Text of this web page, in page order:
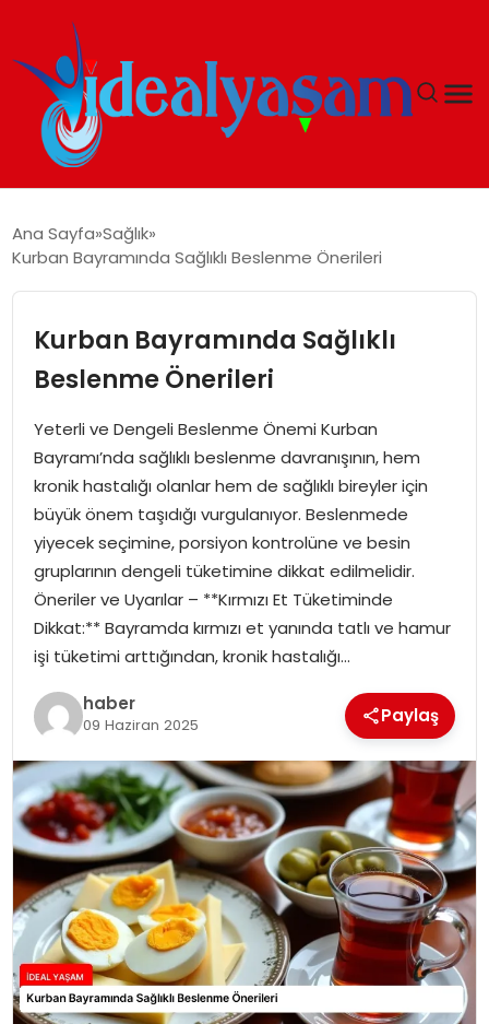
GÜNDEM
EKONOMI
İDEAL YAŞAM
İDEAL SPOR
YAŞAM
MAGAZIN
SAĞLIK
SOSYAL HABER
Ana Sayfa Sağlık
Kurban Bayramında Sağlıklı Beslenme Önerileri
Kurban Bayramında Sağlıklı
Beslenme Önerileri
Yeterli ve Dengeli Beslenme Önemi Kurban
Bayramı’nda sağlıklı beslenme davranışının, hem
kronik hastalığı olanlar hem de sağlıklı bireyler için
büyük önem taşıdığı vurgulanıyor. Beslenmede
yiyecek seçimine, porsiyon kontrolüne ve besin
gruplarının dengeli tüketimine dikkat edilmelidir.
Öneriler ve Uyarılar – **Kırmızı Et Tüketiminde
Dikkat:** Bayramda kırmızı et yanında tatlı ve hamur
işi tüketimi arttığından, kronik hastalığı…
haber
09 Haziran 2025 Paylaş